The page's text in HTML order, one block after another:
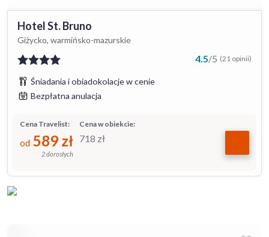
Hotel St. Bruno
Giżycko, warmińsko-mazurskie
4.5/5 (21 opinii)
Śniadania i obiadokolacje w cenie
Bezpłatna anulacja
Cena w obiekcie:
718 zł
Cena Travelist:
od 589 zł
2 dorosłych